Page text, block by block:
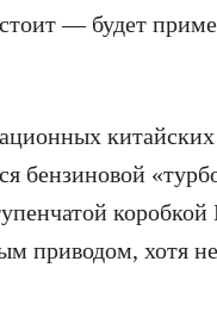
— будет
китайских
бензиновой
приводом, хотя